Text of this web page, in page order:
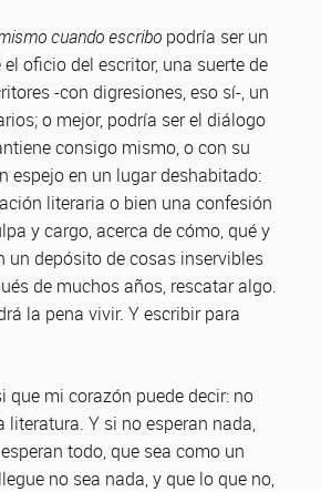
cuando escribo podría ser un
oficio del escritor, una suerte de
-con digresiones, eso sí-, un
o mejor, podría ser el diálogo
consigo mismo, o con su
espejo en un lugar deshabitado:
literaria o bien una confesión
y cargo, acerca de cómo, qué y
un depósito de cosas inservibles
de muchos años, rescatar algo.
la pena vivir. Y escribir para
que mi corazón puede decir: no
literatura. Y si no esperan nada,
todo, que sea como un
no sea nada, y que lo que no,